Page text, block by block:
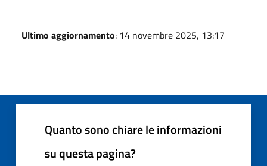
Ultimo aggiornamento: 14 novembre 2025, 13:17
Quanto sono chiare le informazioni
su questa pagina?